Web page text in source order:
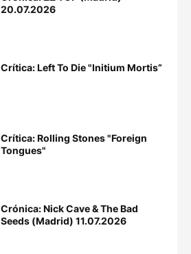
20.07.2026
Crítica: Left To Die "Initium Mortis”
Crítica: Rolling Stones "Foreign
Tongues"
Crónica: Nick Cave & The Bad
Seeds (Madrid) 11.07.2026